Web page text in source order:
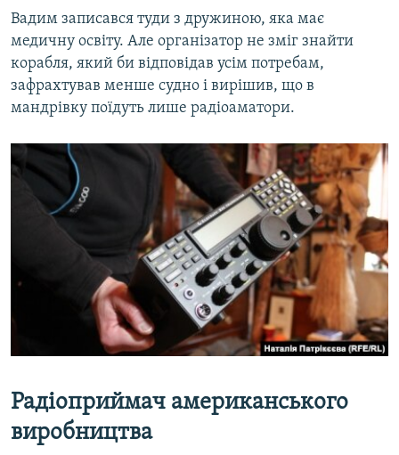
Вадим записався туди з дружиною, яка має
медичну освіту. Але організатор не зміг знайти
корабля, який би відповідав усім потребам,
зафрахтував менше судно і вирішив, що в
мандрівку поїдуть лише радіоаматори.
Радіоприймач американського
виробництва